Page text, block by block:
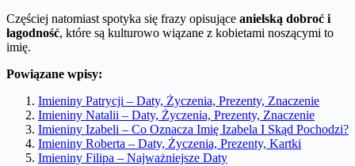
Częściej natomiast spotyka się frazy opisujące anielską dobroć i
łagodność, które są kulturowo wiązane z kobietami noszącymi to
imię.
Powiązane wpisy:
Imieniny Patrycji – Daty, Życzenia, Prezenty, Znaczenie
Imieniny Natalii – Daty, Życzenia, Prezenty, Znaczenie
Imieniny Izabeli – Co Oznacza Imię Izabela I Skąd Pochodzi?
Imieniny Roberta – Daty, Życzenia, Prezenty, Kartki
Imieniny Filipa – Najważniejsze Daty